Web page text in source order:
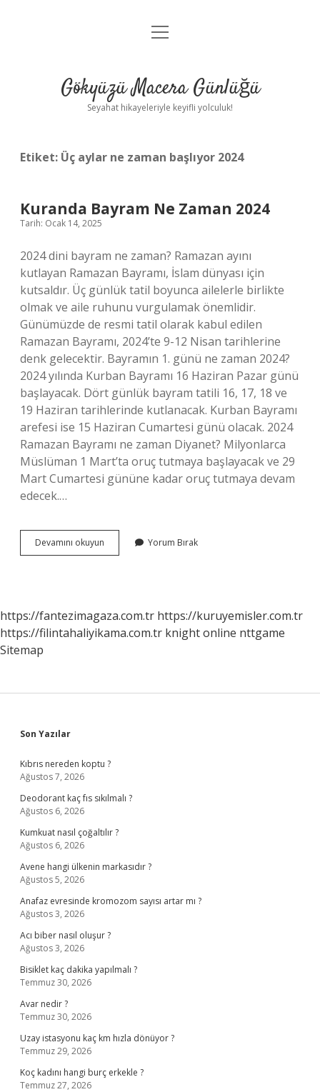
Anasayfa
Yasal Uyarı
menüyü
Gökyüzü Macera Günlüğü
Seyahat hikayeleriyle keyifli yolculuk!
Etiket: Üç aylar ne zaman başlıyor 2024
Kuranda Bayram Ne Zaman 2024
Tarih: Ocak 14, 2025
2024 dini bayram ne zaman? Ramazan ayını
kutlayan Ramazan Bayramı, İslam dünyası için
kutsaldır. Üç günlük tatil boyunca ailelerle birlikte
olmak ve aile ruhunu vurgulamak önemlidir.
Günümüzde de resmi tatil olarak kabul edilen
Ramazan Bayramı, 2024’te 9-12 Nisan tarihlerine
denk gelecektir. Bayramın 1. günü ne zaman 2024?
2024 yılında Kurban Bayramı 16 Haziran Pazar günü
başlayacak. Dört günlük bayram tatili 16, 17, 18 ve
19 Haziran tarihlerinde kutlanacak. Kurban Bayramı
arefesi ise 15 Haziran Cumartesi günü olacak. 2024
Ramazan Bayramı ne zaman Diyanet? Milyonlarca
Müslüman 1 Mart’ta oruç tutmaya başlayacak ve 29
Mart Cumartesi gününe kadar oruç tutmaya devam
edecek.…
Devamını okuyun Kuranda
Bayram
Yorum Bırak
https://fantezimagaza.com.tr https://kuruyemisler.com.tr
https://filintahaliyikama.com.tr knight online nttgame
Sitemap
Sidebar
Son Yazılar
Kıbrıs nereden koptu ?
Ağustos 7, 2026
Deodorant kaç fıs sıkılmalı ?
Ağustos 6, 2026
Kumkuat nasıl çoğaltılır ?
Ağustos 6, 2026
Avene hangi ülkenin markasıdır ?
Ağustos 5, 2026
Anafaz evresinde kromozom sayısı artar mı ?
Ağustos 3, 2026
Acı biber nasıl oluşur ?
Ağustos 3, 2026
Bisiklet kaç dakika yapılmalı ?
Temmuz 30, 2026
Avar nedir ?
Temmuz 30, 2026
Uzay istasyonu kaç km hızla dönüyor ?
Temmuz 29, 2026
Koç kadını hangi burç erkekle ?
Temmuz 27, 2026